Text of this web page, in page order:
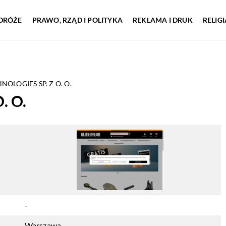
PRAWO, RZĄD I POLITYKA REKLAMA I DRUK
SP. Z O. O.
O.
-